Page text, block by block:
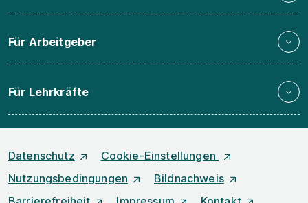
Für Arbeitgeber
Für Lehrkräfte
Datenschutz
Cookie-Einstellungen
Nutzungsbedingungen
Bildnachweis